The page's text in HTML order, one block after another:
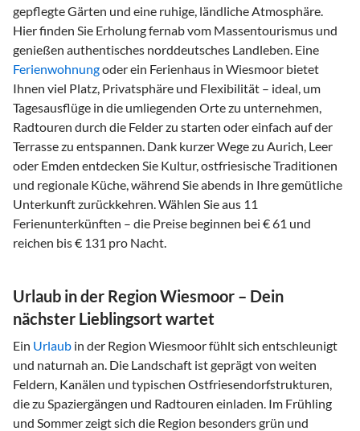
gepflegte Gärten und eine ruhige, ländliche Atmosphäre.
Hier finden Sie Erholung fernab vom Massentourismus und
genießen authentisches norddeutsches Landleben. Eine
Ferienwohnungoder ein Ferienhaus in Wiesmoor bietet
Ihnen viel Platz, Privatsphäre und Flexibilität – ideal, um
Tagesausflüge in die umliegenden Orte zu unternehmen,
Radtouren durch die Felder zu starten oder einfach auf der
Terrasse zu entspannen. Dank kurzer Wege zu Aurich, Leer
oder Emden entdecken Sie Kultur, ostfriesische Traditionen
und regionale Küche, während Sie abends in Ihre gemütliche
Unterkunft zurückkehren. Wählen Sie aus 11
Ferienunterkünften – die Preise beginnen bei € 61 und
reichen bis € 131 pro Nacht.
Urlaub in der Region Wiesmoor – Dein
nächster Lieblingsort wartet
Ein Urlaub in der Region Wiesmoor fühlt sich entschleunigt
und naturnah an. Die Landschaft ist geprägt von weiten
Feldern, Kanälen und typischen Ostfriesendorfstrukturen,
die zu Spaziergängen und Radtouren einladen. Im Frühling
und Sommer zeigt sich die Region besonders grün und